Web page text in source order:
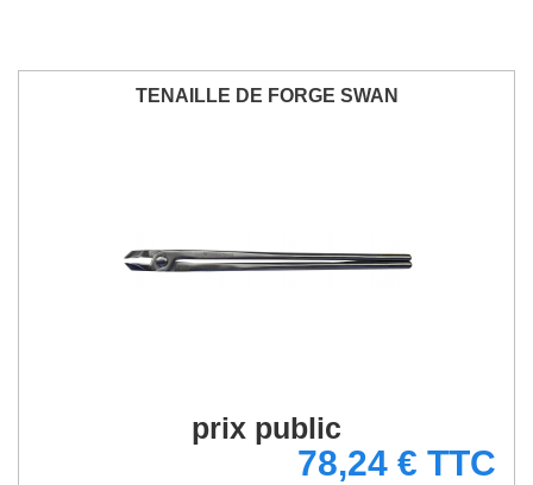
TENAILLE DE FORGE SWAN
prix public
78,24 € TTC